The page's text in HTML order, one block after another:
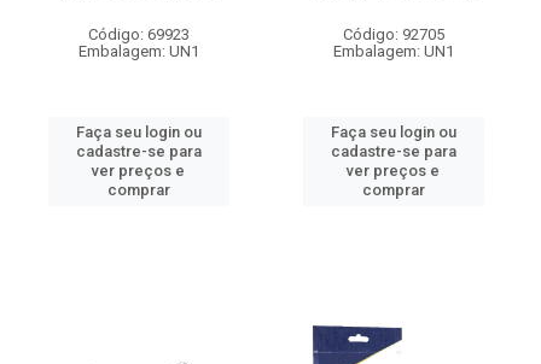
Código: 69923
Embalagem: UN1
Faça seu login ou
cadastre-se para
ver preços e
comprar
Código: 92705
Embalagem: UN1
Faça seu login ou
cadastre-se para
ver preços e
comprar